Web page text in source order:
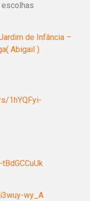
escolhas
de Infância –
Abigail )
1hYQFyi-
wy_A